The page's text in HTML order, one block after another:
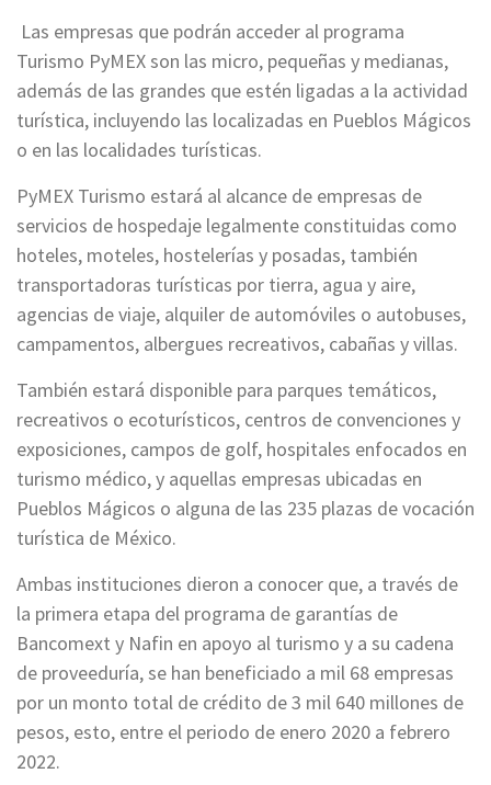
Las empresas que podrán acceder al programa
Turismo PyMEX son las micro, pequeñas y medianas,
además de las grandes que estén ligadas a la actividad
turística, incluyendo las localizadas en Pueblos Mágicos
o en las localidades turísticas.
PyMEX Turismo estará al alcance de empresas de
servicios de hospedaje legalmente constituidas como
hoteles, moteles, hostelerías y posadas, también
transportadoras turísticas por tierra, agua y aire,
agencias de viaje, alquiler de automóviles o autobuses,
campamentos, albergues recreativos, cabañas y villas.
También estará disponible para parques temáticos,
recreativos o ecoturísticos, centros de convenciones y
exposiciones, campos de golf, hospitales enfocados en
turismo médico, y aquellas empresas ubicadas en
Pueblos Mágicos o alguna de las 235 plazas de vocación
turística de México.
Ambas instituciones dieron a conocer que, a través de
la primera etapa del programa de garantías de
Bancomext y Nafin en apoyo al turismo y a su cadena
de proveeduría, se han beneficiado a mil 68 empresas
por un monto total de crédito de 3 mil 640 millones de
pesos, esto, entre el periodo de enero 2020 a febrero
2022.